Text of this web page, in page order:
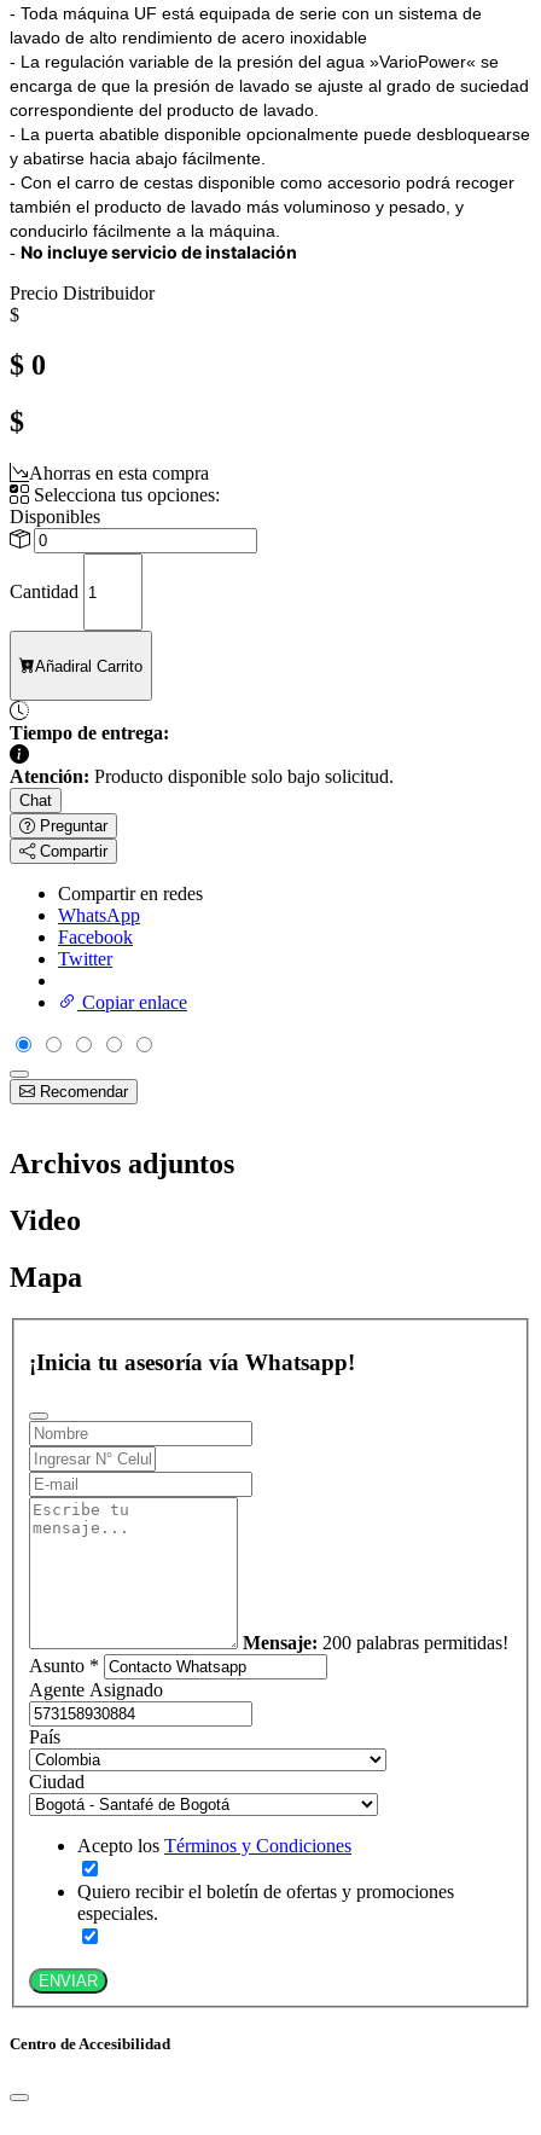
- Toda máquina UF está equipada de serie con un sistema de
lavado de alto rendimiento de acero inoxidable
- La regulación variable de la presión del agua »VarioPower« se
encarga de que la presión de lavado se ajuste al grado de suciedad
correspondiente del producto de lavado.
- La puerta abatible disponible opcionalmente puede desbloquearse
y abatirse hacia abajo fácilmente.
- Con el carro de cestas disponible como accesorio podrá recoger
también el producto de lavado más voluminoso y pesado, y
conducirlo fácilmente a la máquina.
- No incluye servicio de instalación
Precio Distribuidor
$
$ 0
$
Ahorras en esta compra
Selecciona tus opciones:
Disponibles
Cantidad
Añadiral Carrito
Tiempo de entrega:
Atención: Producto disponible solo bajo solicitud.
Chat
Preguntar
Compartir
Compartir en redes
WhatsApp
Facebook
Twitter
Copiar enlace
Recomendar
Archivos adjuntos
Video
Mapa
¡Inicia tu asesoría vía Whatsapp!
Mensaje: 200 palabras permitidas!
Asunto *
Agente Asignado
País
Ciudad
Acepto los Términos y Condiciones
Quiero recibir el boletín de ofertas y promociones
especiales.
ENVIAR
Centro de Accesibilidad